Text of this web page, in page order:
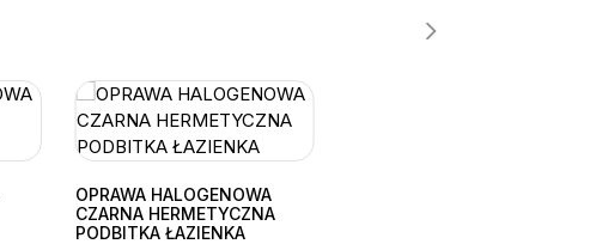
OPRAWA HALOGENOWA
CZARNA HERMETYCZNA
PODBITKA ŁAZIENKA